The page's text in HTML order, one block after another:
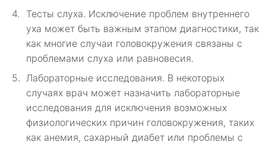
Тесты слуха. Исключение проблем внутреннего
уха может быть важным этапом диагностики, так
как многие случаи головокружения связаны с
проблемами слуха или равновесия.
Лабораторные исследования. В некоторых
случаях врач может назначить лабораторные
исследования для исключения возможных
физиологических причин головокружения, таких
как анемия, сахарный диабет или проблемы с